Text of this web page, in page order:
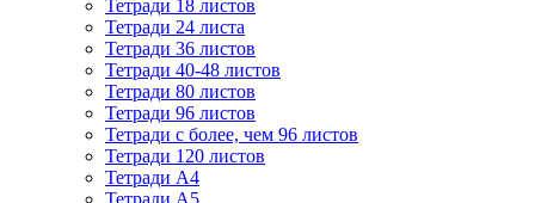
Тетради 18 листов
Тетради 24 листа
Тетради 36 листов
Тетради 40-48 листов
Тетради 80 листов
Тетради 96 листов
Тетради с более, чем 96 листов
Тетради 120 листов
Тетради А4
Тетради А5